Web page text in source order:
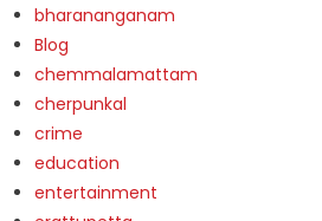
bharananganam
Blog
chemmalamattam
cherpunkal
crime
education
entertainment